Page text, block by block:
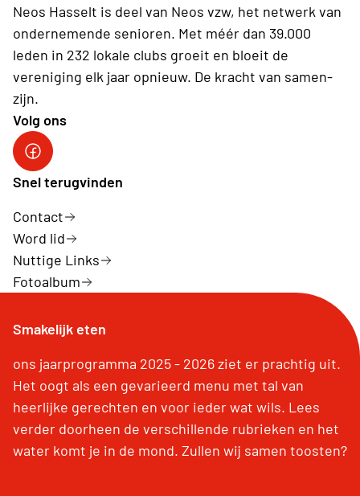
Neos Hasselt is deel van Neos vzw, het netwerk van
ondernemende senioren. Met méér dan 39.000
leden in 232 lokale clubs groeit en bloeit de
vereniging elk jaar opnieuw. De kracht van samen-
zijn.
Volg ons
Neos Hasselt
Snel terugvinden
Contact
Word lid
Nuttige Links
Fotoalbum
Smakelijk eten
ons jaarprogramma 2025 - 2026 ziet er prachtig uit.
Het oogt als een gevarieerd menu met tal van
heerlijke gerechten en voor ieder wat wils. Lees
verder doorheen de verschillende rubrieken en het
water komt je in de mond. Zullen wij samen toosten?